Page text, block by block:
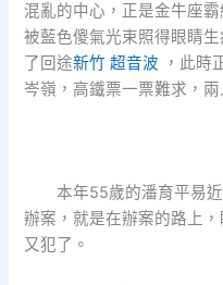
混亂的中心，正是金牛座
被藍色傻氣光束照得眼睛
了回途新竹 超音波 ，此時
岑嶺，高鐵票一票難求，兩
本年55歲的潘育平易
辦案，就是在辦案的路上
又犯了。